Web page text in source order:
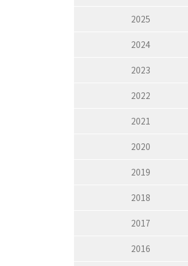
2025
2024
2023
2022
2021
2020
2019
2018
2017
2016